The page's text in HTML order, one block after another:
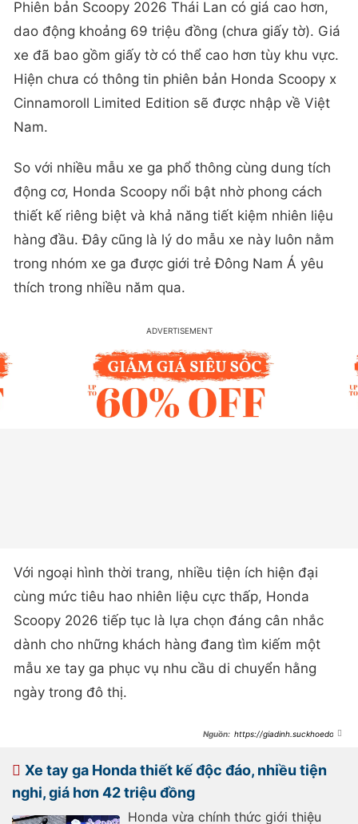
Phiên bản Scoopy 2026 Thái Lan có giá cao hơn,
dao động khoảng 69 triệu đồng (chưa giấy tờ). Giá
xe đã bao gồm giấy tờ có thể cao hơn tùy khu vực.
Hiện chưa có thông tin phiên bản Honda Scoopy x
Cinnamoroll Limited Edition sẽ được nhập về Việt
Nam.
So với nhiều mẫu xe ga phổ thông cùng dung tích
động cơ, Honda Scoopy nổi bật nhờ phong cách
thiết kế riêng biệt và khả năng tiết kiệm nhiên liệu
hàng đầu. Đây cũng là lý do mẫu xe này luôn nằm
trong nhóm xe ga được giới trẻ Đông Nam Á yêu
thích trong nhiều năm qua.
Với ngoại hình thời trang, nhiều tiện ích hiện đại
cùng mức tiêu hao nhiên liệu cực thấp, Honda
Scoopy 2026 tiếp tục là lựa chọn đáng cân nhắc
dành cho những khách hàng đang tìm kiếm một
mẫu xe tay ga phục vụ nhu cầu di chuyển hằng
ngày trong đô thị.
https://giadinh.suckhoedoiso
trang-sieu-tiet-kiem-xang-re-hon-
sh-mode-chi-ngang-vision-ban-o-
viet-nam-gia-bao-nhieu-
Xe tay ga Honda thiết kế độc đáo, nhiều tiện
nghi, giá hơn 42 triệu đồng
Honda vừa chính thức giới thiệu